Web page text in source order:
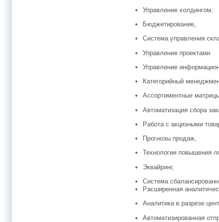
Управление холдингом,
Бюджетирование,
Система управления
Управление проектами
Управление
Категорийный
Ассортиментные
Автоматизация сбора
Работа с акцизными
Прогнозы продаж,
Технологии повышения
Эквайринг,
Система
Расширенная
Аналитика в разрезе
Автоматизированная